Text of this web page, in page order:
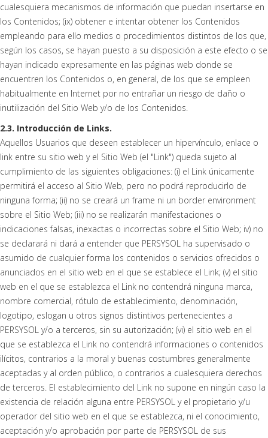
cualesquiera mecanismos de información que puedan insertarse en
los Contenidos; (ix) obtener e intentar obtener los Contenidos
empleando para ello medios o procedimientos distintos de los que,
según los casos, se hayan puesto a su disposición a este efecto o se
hayan indicado expresamente en las páginas web donde se
encuentren los Contenidos o, en general, de los que se empleen
habitualmente en Internet por no entrañar un riesgo de daño o
inutilización del Sitio Web y/o de los Contenidos.
2.3. Introducción de Links.
Aquellos Usuarios que deseen establecer un hipervínculo, enlace o
link entre su sitio web y el Sitio Web (el "Link") queda sujeto al
cumplimiento de las siguientes obligaciones: (i) el Link únicamente
permitirá el acceso al Sitio Web, pero no podrá reproducirlo de
ninguna forma; (ii) no se creará un frame ni un border environment
sobre el Sitio Web; (iii) no se realizarán manifestaciones o
indicaciones falsas, inexactas o incorrectas sobre el Sitio Web; iv) no
se declarará ni dará a entender que PERSYSOL ha supervisado o
asumido de cualquier forma los contenidos o servicios ofrecidos o
anunciados en el sitio web en el que se establece el Link; (v) el sitio
web en el que se establezca el Link no contendrá ninguna marca,
nombre comercial, rótulo de establecimiento, denominación,
logotipo, eslogan u otros signos distintivos pertenecientes a
PERSYSOL y/o a terceros, sin su autorización; (vi) el sitio web en el
que se establezca el Link no contendrá informaciones o contenidos
ilícitos, contrarios a la moral y buenas costumbres generalmente
aceptadas y al orden público, o contrarios a cualesquiera derechos
de terceros. El establecimiento del Link no supone en ningún caso la
existencia de relación alguna entre PERSYSOL y el propietario y/u
operador del sitio web en el que se establezca, ni el conocimiento,
aceptación y/o aprobación por parte de PERSYSOL de sus